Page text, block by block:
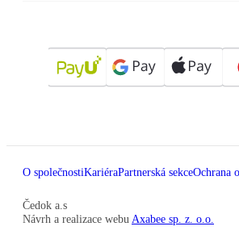
O společnostiKariéraPartnerská sekceOchrana
Čedok a.s
Návrh a realizace webu Axabee sp. z. o.o.